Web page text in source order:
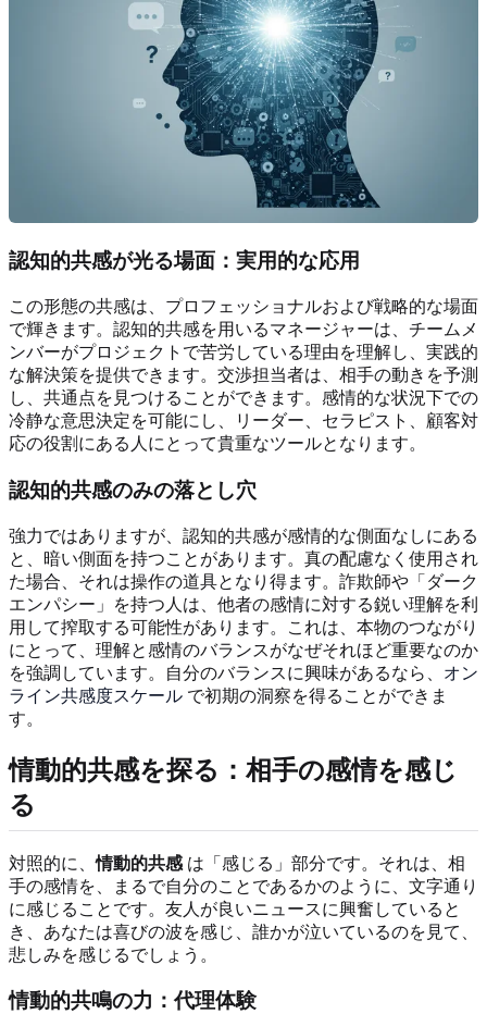
認知的共感が光る場面：実用的な応用
この形態の共感は、プロフェッショナルおよび戦略的な場面
で輝きます。認知的共感を用いるマネージャーは、チームメ
ンバーがプロジェクトで苦労している理由を理解し、実践的
な解決策を提供できます。交渉担当者は、相手の動きを予測
し、共通点を見つけることができます。感情的な状況下での
冷静な意思決定を可能にし、リーダー、セラピスト、顧客対
応の役割にある人にとって貴重なツールとなります。
認知的共感のみの落とし穴
強力ではありますが、認知的共感が感情的な側面なしにある
と、暗い側面を持つことがあります。真の配慮なく使用され
た場合、それは操作の道具となり得ます。詐欺師や「ダーク
エンパシー」を持つ人は、他者の感情に対する鋭い理解を利
用して搾取する可能性があります。これは、本物のつながり
にとって、理解と感情のバランスがなぜそれほど重要なのか
を強調しています。自分のバランスに興味があるなら、 オン
ライン共感度スケール で初期の洞察を得ることができま
す。
情動的共感を探る：相手の感情を感じ
る
対照的に、情動的共感 は「感じる」部分です。それは、相
手の感情を、まるで自分のことであるかのように、文字通り
に感じることです。友人が良いニュースに興奮していると
き、あなたは喜びの波を感じ、誰かが泣いているのを見て、
悲しみを感じるでしょう。
情動的共鳴の力：代理体験